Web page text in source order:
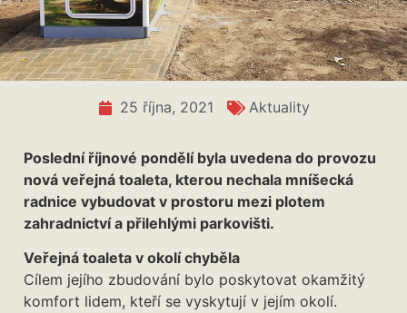
25 října, 2021 Aktuality
Poslední říjnové pondělí byla uvedena do provozu
nová veřejná toaleta, kterou nechala mníšecká
radnice vybudovat v prostoru mezi plotem
zahradnictví a přilehlými parkovišti.
Veřejná toaleta v okolí chyběla
Cílem jejího zbudování bylo poskytovat okamžitý
komfort lidem, kteří se vyskytují v jejím okolí.